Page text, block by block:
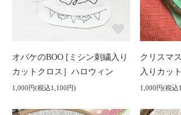
オバケのBOO [ミシン刺繍入り
カットクロス］ハロウィン
1,000円(税込1,100円)
クリスマ
入りカッ
1,000円(税込